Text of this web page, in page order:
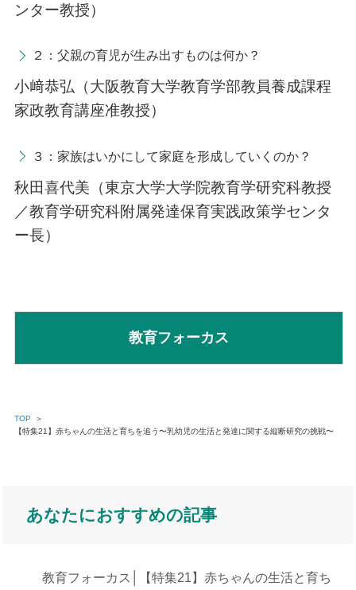
ンター教授）
２：父親の育児が生み出すものは何か？
小﨑恭弘（大阪教育大学教育学部教員養成課程
家政教育講座准教授）
３：家族はいかにして家庭を形成していくのか？
秋田喜代美（東京大学大学院教育学研究科教授
／教育学研究科附属発達保育実践政策学センタ
ー長）
教育フォーカス
TOP
＞
【特集21】赤ちゃんの生活と育ちを追う〜乳幼児の生活と発達に関する縦断研究の挑戦〜
あなたにおすすめの記事
教育フォーカス│【特集21】赤ちゃんの生活と育ち